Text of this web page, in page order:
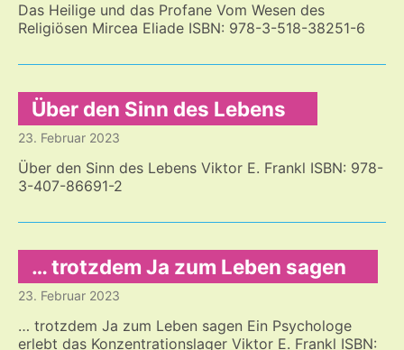
Das Heilige und das Profane Vom Wesen des
Religiösen Mircea Eliade ISBN: 978-3-518-38251-6
Über den Sinn des Lebens
23. Februar 2023
Über den Sinn des Lebens Viktor E. Frankl ISBN: 978-
3-407-86691-2
… trotzdem Ja zum Leben sagen
23. Februar 2023
… trotzdem Ja zum Leben sagen Ein Psychologe
erlebt das Konzentrationslager Viktor E. Frankl ISBN: